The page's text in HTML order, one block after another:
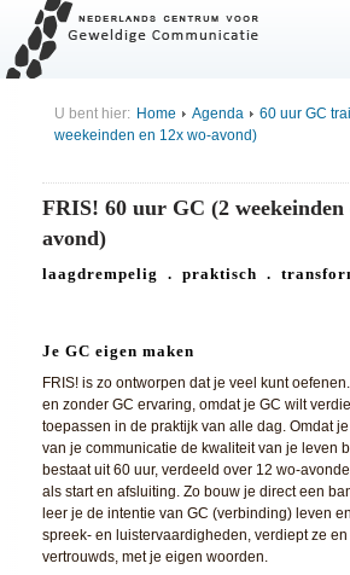
U bent hier: Home Agenda
60 uur GC
weekeinden en 12x wo-avond)
FRIS! 60 uur GC (2 weekeinden
avond)
laagdrempelig . praktisch .
Je GC eigen maken
FRIS! is zo ontworpen dat je veel kunt
en zonder GC ervaring, omdat je GC wilt
toepassen in de praktijk van alle dag. Omdat
van je communicatie de kwaliteit van je leven
bestaat uit 60 uur, verdeeld over 12 wo-
als start en afsluiting. Zo bouw je direct een
leer je de intentie van GC (verbinding) leven
spreek- en luistervaardigheden, verdiept ze en
vertrouwds, met je eigen woorden.